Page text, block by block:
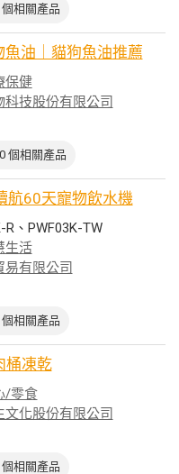
個相關產品
魚油｜貓狗魚油推薦
保健
科技股份有限公司
個相關產品
航60天寵物飲水機
、PWF03K-TW
生活
易有限公司
個相關產品
桶凍乾
/零食
文化股份有限公司
個相關產品